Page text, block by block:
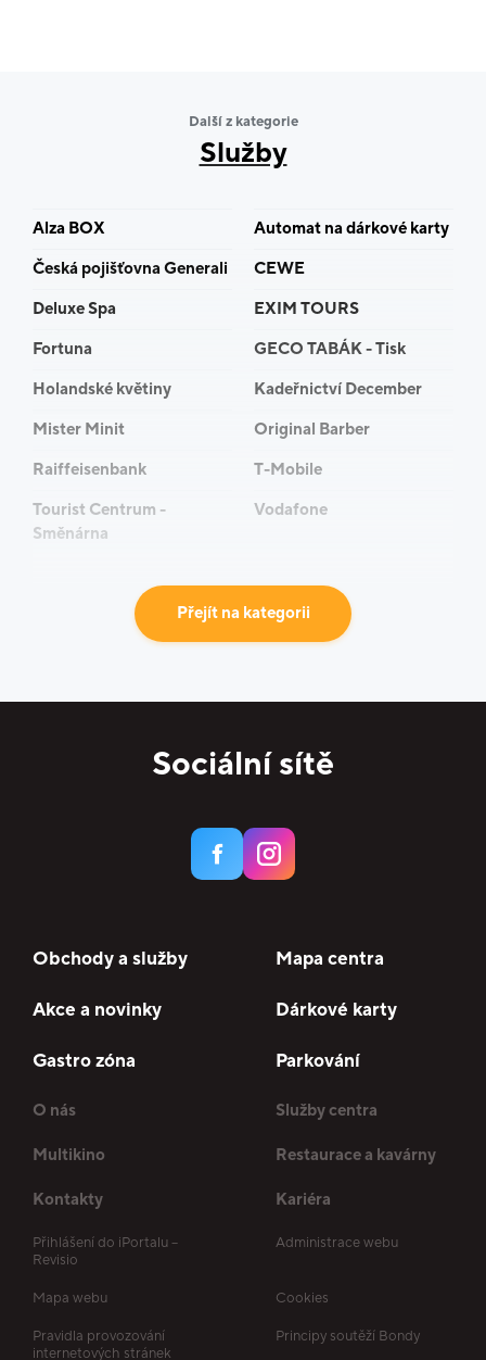
Další z kategorie
Služby
Alza BOX
Automat na dárkové karty
Česká pojišťovna Generali
CEWE
Deluxe Spa
EXIM TOURS
Fortuna
GECO TABÁK - Tisk
Holandské květiny
Kadeřnictví December
Mister Minit
Original Barber
Raiffeisenbank
T-Mobile
Tourist Centrum -
Směnárna
Vodafone
Přejít na kategorii
Sociální sítě
Obchody a služby Mapa centra
Akce a novinky Dárkové karty
Gastro zóna Parkování
O nás Služby centra
Multikino Restaurace a kavárny
Kontakty Kariéra
Přihlášení do iPortalu –
Revisio
Administrace webu
Mapa webu Cookies
Pravidla provozování
internetových stránek
Principy soutěží Bondy